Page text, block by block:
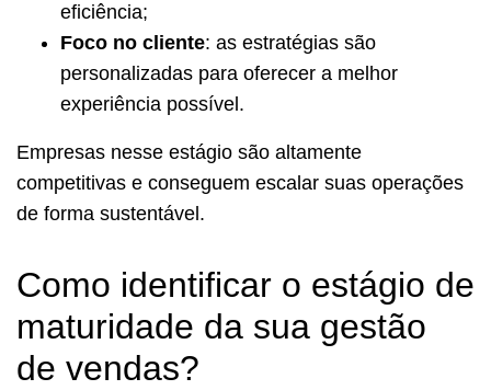
eficiência;
Foco no cliente: as estratégias são
personalizadas para oferecer a melhor
experiência possível.
Empresas nesse estágio são altamente
competitivas e conseguem escalar suas operações
de forma sustentável.
Como identificar o estágio de
maturidade da sua gestão
de vendas?